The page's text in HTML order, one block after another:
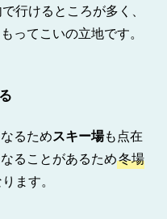
行けるところが多く、
ってこいの立地です。
るためスキー場も点在
ることがあるため冬場
ます。